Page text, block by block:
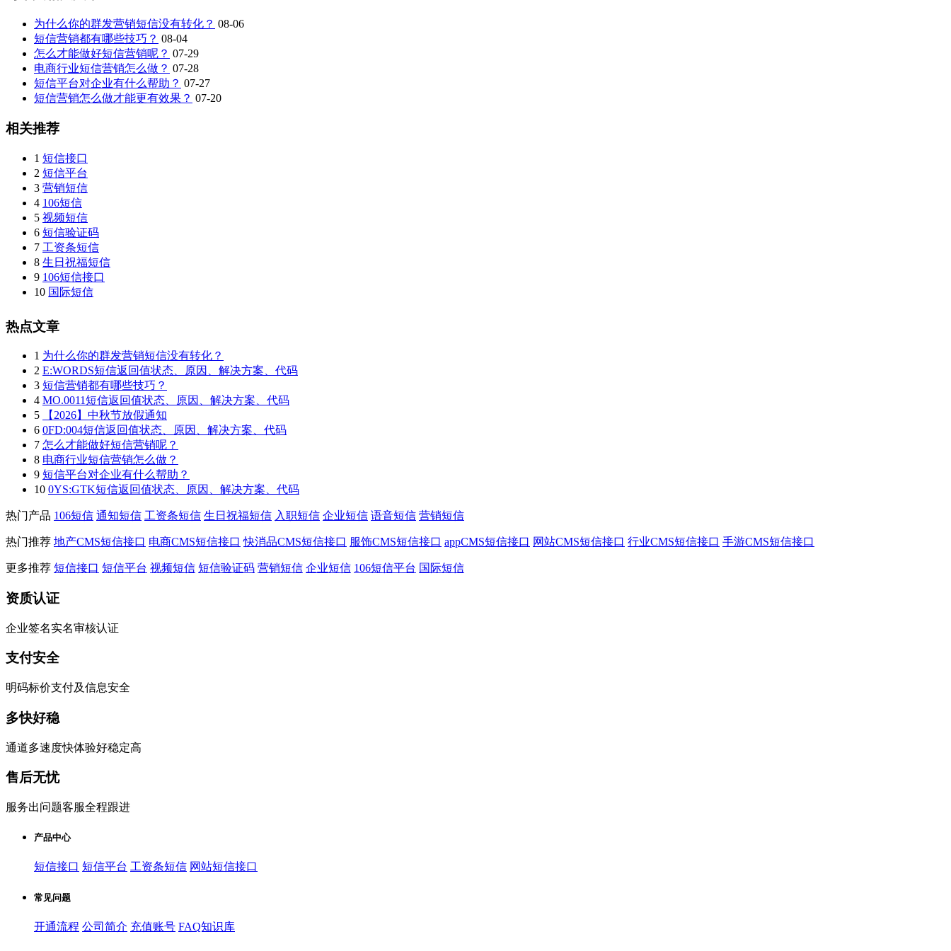
为什么你的群发营销短信没有转化？ 08-06
短信营销都有哪些技巧？ 08-04
怎么才能做好短信营销呢？ 07-29
电商行业短信营销怎么做？ 07-28
短信平台对企业有什么帮助？ 07-27
短信营销怎么做才能更有效果？ 07-20
相关推荐
1 短信接口
2 短信平台
3 营销短信
4 106短信
5 视频短信
6 短信验证码
7 工资条短信
8 生日祝福短信
9 106短信接口
10 国际短信
热点文章
1 为什么你的群发营销短信没有转化？
2 E:WORDS短信返回值状态、原因、解决方案、代码
3 短信营销都有哪些技巧？
4 MO.0011短信返回值状态、原因、解决方案、代码
5
【2026】中秋节放假通知
6 0FD:004短信返回值状态、原因、解决方案、代码
7 怎么才能做好短信营销呢？
8 电商行业短信营销怎么做？
9 短信平台对企业有什么帮助？
10 0YS:GTK短信返回值状态、原因、解决方案、代码
热门产品 106短信 通知短信 工资条短信 生日祝福短信 入职短信 企业短信 语音短信 营销短信
热门推荐 地产CMS短信接口 电商CMS短信接口 快消品CMS短信接口 服饰CMS短信接口 appCMS短信接口 网站CMS短信接口 行业CMS短信接口 手游CMS短信接口
更多推荐 短信接口 短信平台 视频短信 短信验证码 营销短信 企业短信 106短信平台 国际短信
资质认证
企业签名实名审核认证
支付安全
明码标价支付及信息安全
多快好稳
通道多速度快体验好稳定高
售后无忧
服务出问题客服全程跟进
产品中心
短信接口 短信平台 工资条短信 网站短信接口
常见问题
开通流程 公司简介 充值账号 FAQ知识库